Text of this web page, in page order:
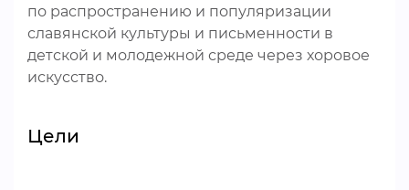
по распространению и популяризации
славянской культуры и письменности в
детской и молодежной среде через хоровое
искусство.
Цели